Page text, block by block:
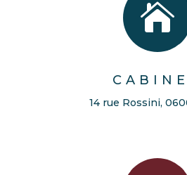

14 rue Rossini,